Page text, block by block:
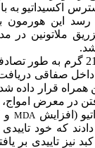
اکسیداتیو
این هورمون
ملاتونین
در معرض امواج،
(افزایش MDA
نشان دادند
نیز تاییدی بر